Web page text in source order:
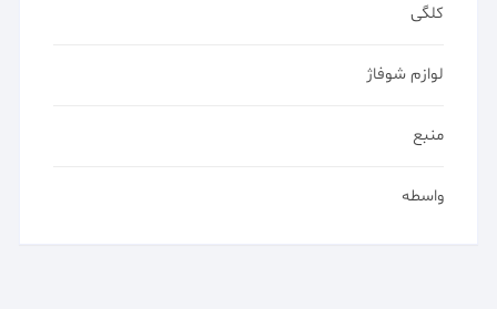
کلگی
لوازم شوفاژ
منبع
واسطه